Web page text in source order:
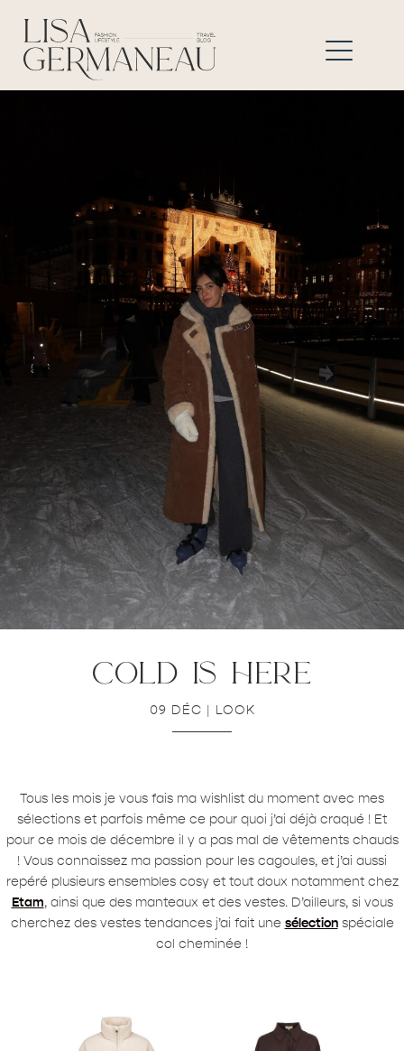
cold is here
09 DÉC | LOOK
Tous les mois je vous fais ma wishlist du moment avec mes
sélections et parfois même ce pour quoi j’ai déjà craqué ! Et
pour ce mois de décembre il y a pas mal de vêtements chauds
! Vous connaissez ma passion pour les cagoules, et j’ai aussi
repéré plusieurs ensembles cosy et tout doux notamment chez
Etam, ainsi que des manteaux et des vestes. D’ailleurs, si vous
cherchez des vestes tendances j’ai fait une sélectionspéciale
col cheminée !